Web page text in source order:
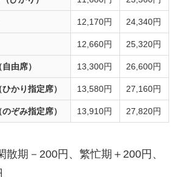
12,170円 24,340円
12,660円 25,320円
由席） 13,300円 26,600円
かり指定席） 13,580円 27,160円
ぞみ指定席） 13,910円 27,820円
散期－200円、繁忙期＋200円、